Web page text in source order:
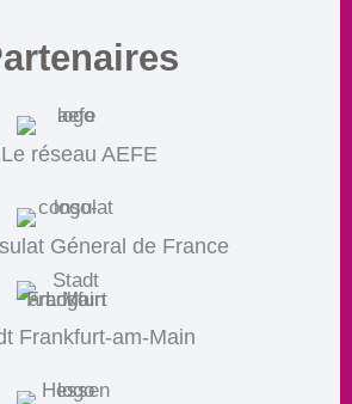
Le réseau AEFE
Géneral de France
Frankfurt-am-Main